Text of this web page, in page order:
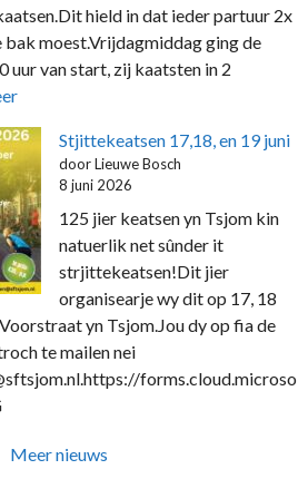
hield in dat ieder partuur 2x
bak moest.Vrijdagmiddag ging de
uur van start, zij kaatsten in 2
:
en
foto’s
Strjitkeatsen
Stjittekeatsen 17,18, en 19 juni
door Lieuwe Bosch
8 juni 2026
125 jier keatsen yn Tsjom kin
natuerlik net sûnder it
strjittekeatsen!Dit jier
organisearje wy dit op 17, 18
yn Tsjom.Jou dy op fia de
te mailen nei
forms.cloud.microso
Meer nieuws